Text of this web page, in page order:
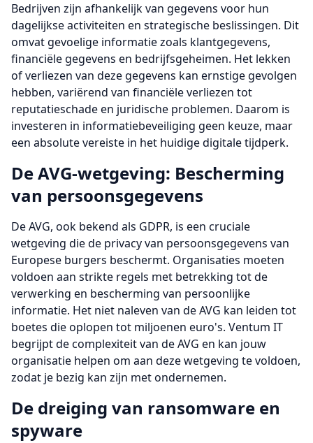
Bedrijven zijn afhankelijk van gegevens voor hun
dagelijkse activiteiten en strategische beslissingen. Dit
omvat gevoelige informatie zoals klantgegevens,
financiële gegevens en bedrijfsgeheimen. Het lekken
of verliezen van deze gegevens kan ernstige gevolgen
hebben, variërend van financiële verliezen tot
reputatieschade en juridische problemen. Daarom is
investeren in informatiebeveiliging geen keuze, maar
een absolute vereiste in het huidige digitale tijdperk.
De AVG-wetgeving: Bescherming
van persoonsgegevens
De AVG, ook bekend als GDPR, is een cruciale
wetgeving die de privacy van persoonsgegevens van
Europese burgers beschermt. Organisaties moeten
voldoen aan strikte regels met betrekking tot de
verwerking en bescherming van persoonlijke
informatie. Het niet naleven van de AVG kan leiden tot
boetes die oplopen tot miljoenen euro's. Ventum IT
begrijpt de complexiteit van de AVG en kan jouw
organisatie helpen om aan deze wetgeving te voldoen,
zodat je bezig kan zijn met ondernemen.
De dreiging van ransomware en
spyware